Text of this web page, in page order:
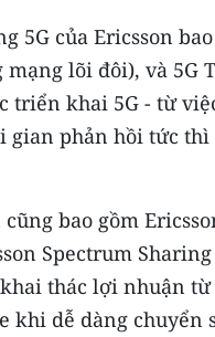
5G của Ericsson
lõi đôi), và 5G
triển khai 5G - từ
phản hồi tức
bao gồm
Spectrum
thác lợi nhuận từ
dễ dàng chuyển